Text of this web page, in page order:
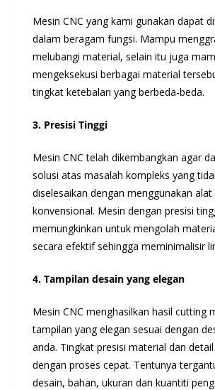
Mesin CNC yang kami gunakan dapat
dalam beragam fungsi. Mampu
melubangi material, selain itu juga
mengeksekusi berbagai material
tingkat ketebalan yang berbeda-beda.
3. Presisi Tinggi
Mesin CNC telah dikembangkan agar
solusi atas masalah kompleks yang
diselesaikan dengan menggunakan
konvensional. Mesin dengan presisi
memungkinkan untuk mengolah
secara efektif sehingga meminimalisir
4. Tampilan desain yang elegan
Mesin CNC menghasilkan hasil cutting
tampilan yang elegan sesuai dengan
anda. Tingkat presisi material dan
dengan proses cepat. Tentunya
desain, bahan, ukuran dan kuantiti